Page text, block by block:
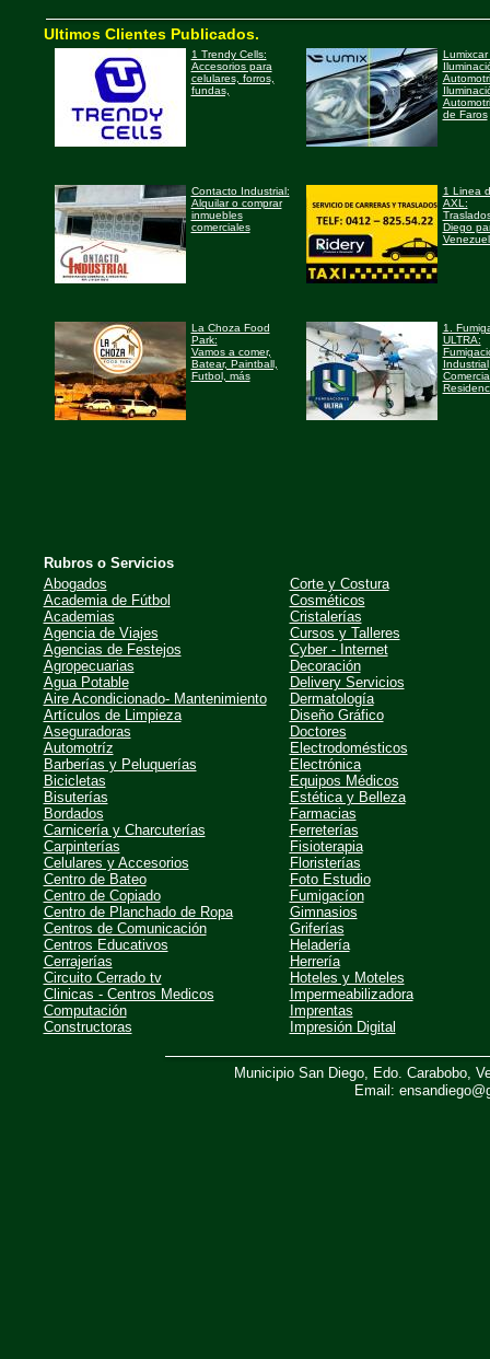
Ultimos Clientes Publicados.
1 Trendy Cells:
Accesorios para
celulares, forros,
fundas,
Lumixcar
de Faros
Contacto Industrial:
Alquilar o comprar
inmuebles
comerciales
1 Linea
AXL:
Diego
La Choza Food
Park:
Vamos a comer,
Batear, Paintball,
Futbol, más
1.
ULTRA:
Rubros o Servicios
Abogados
Academia de Fútbol
Academias
Agencia de Viajes
Agencias de Festejos
Agropecuarias
Agua Potable
Aire Acondicionado- Mantenimiento
Artículos de Limpieza
Aseguradoras
Automotríz
Barberías y Peluquerías
Bicicletas
Bisuterías
Bordados
Carnicería y Charcuterías
Carpinterías
Celulares y Accesorios
Centro de Bateo
Centro de Copiado
Centro de Planchado de Ropa
Centros de Comunicación
Centros Educativos
Cerrajerías
Circuito Cerrado tv
Clinicas - Centros Medicos
Computación
Constructoras
Corte y Costura
Cosméticos
Cristalerías
Cursos y Talleres
Cyber - Internet
Decoración
Delivery Servicios
Dermatología
Diseño Gráfico
Doctores
Electrodomésticos
Electrónica
Equipos Médicos
Estética y Belleza
Farmacias
Ferreterías
Fisioterapia
Floristerías
Foto Estudio
Fumigacíon
Gimnasios
Griferías
Heladería
Herrería
Hoteles y Moteles
Impermeabilizadora
Imprentas
Impresión Digital
Municipio San Diego, Edo. Carabobo,
Email: